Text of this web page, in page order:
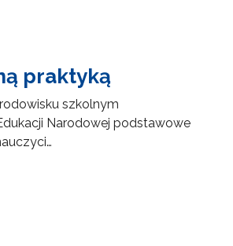
praktyką
szkolnym
Narodowej podstawowe